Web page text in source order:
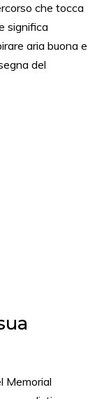
che tocca
significa
aria buona e
del
Memorial